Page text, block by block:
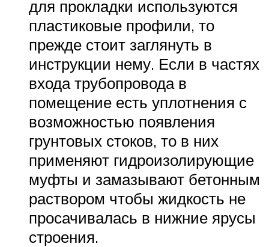
для прокладки используются
пластиковые профили, то
прежде стоит заглянуть в
инструкции нему. Если в частях
входа трубопровода в
помещение есть уплотнения с
возможностью появления
грунтовых стоков, то в них
применяют гидроизолирующие
муфты и замазывают бетонным
раствором чтобы жидкость не
просачивалась в нижние ярусы
строения.